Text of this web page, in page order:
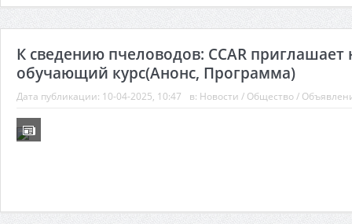
К сведению пчеловодов: CCAR приглашает
обучающий курс(Анонс, Программа)
Дата публикации: 10-04-2025, 10:47 в: Новости / Общество/